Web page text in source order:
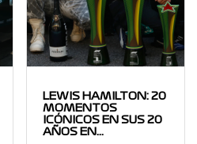
LEWIS HAMILTON: 20
MOMENTOS
ICÓNICOS EN SUS 20
AÑOS EN…